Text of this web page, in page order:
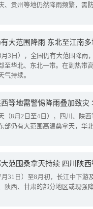
、贵州等地仍然降雨频繁，需
大范围降雨 东北至江南
月3日），全国仍有大范围降雨
至华北、东北一带。在副热带
气持续。
（8月2日至4日），四川、陕西
部仍有大范围高温桑拿天，华
范围桑拿天持续 四川陕
31日）至8月初，长江中下游
陕西、甘肃的部分地区或现强